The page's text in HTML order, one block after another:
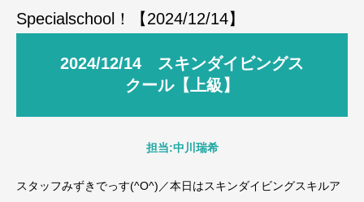
Specialschool！【2024/12/14】
2024/12/14 スキンダイビングス
クール【上級】
担当:中川瑞希
スタッフみずきでっす(^O^)／本日はスキンダイビングスキルア